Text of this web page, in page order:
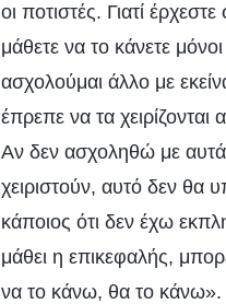
οι ποτιστές. Γιατί
μάθετε να το κάνετε
ασχολούμαι άλλο με
έπρεπε να τα
Αν δεν ασχοληθώ με
χειριστούν, αυτό δεν θα
κάποιος ότι δεν έχω
μάθει η επικεφαλής,
να το κάνω, θα το κάνω».